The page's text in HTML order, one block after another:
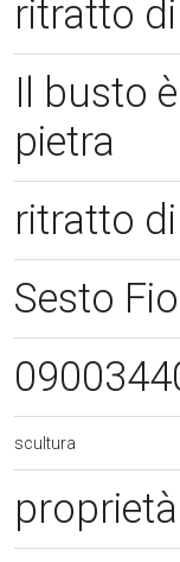
ritratto
Il busto
pietra
ritratto
Sesto
scultura